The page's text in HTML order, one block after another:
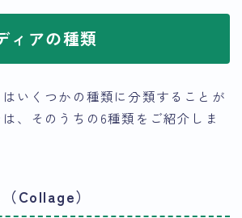
ィアの種類
いくつかの種類に分類することが
、そのうちの6種類をご紹介しま
Collage）